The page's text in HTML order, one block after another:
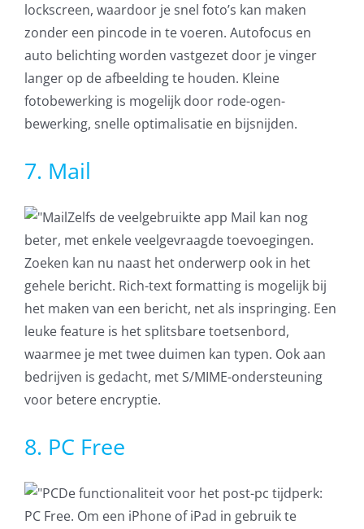
lockscreen, waardoor je snel foto’s kan maken
zonder een pincode in te voeren. Autofocus en
auto belichting worden vastgezet door je vinger
langer op de afbeelding te houden. Kleine
fotobewerking is mogelijk door rode-ogen-
bewerking, snelle optimalisatie en bijsnijden.
7. Mail
Zelfs de veelgebruikte app Mail kan nog
beter, met enkele veelgevraagde toevoegingen.
Zoeken kan nu naast het onderwerp ook in het
gehele bericht. Rich-text formatting is mogelijk bij
het maken van een bericht, net als inspringing. Een
leuke feature is het splitsbare toetsenbord,
waarmee je met twee duimen kan typen. Ook aan
bedrijven is gedacht, met S/MIME-ondersteuning
voor betere encryptie.
8. PC Free
De functionaliteit voor het post-pc tijdperk:
PC Free. Om een iPhone of iPad in gebruik te